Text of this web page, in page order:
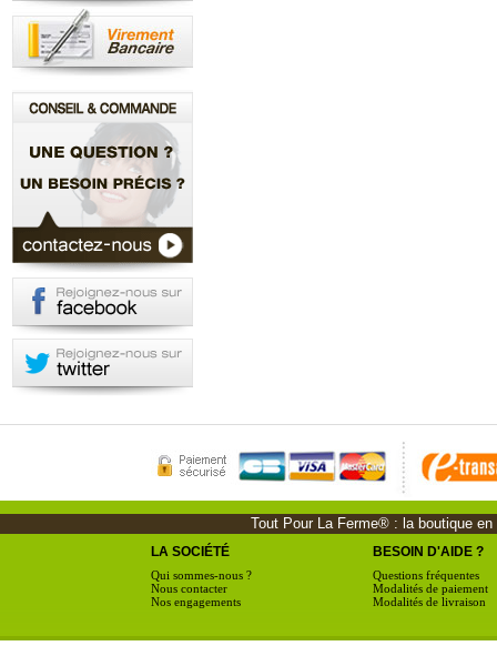
Tout Pour La Ferme® : la boutique
LA SOCIÉTÉ
Qui sommes-nous ?
Nous contacter
Nos engagements
BESOIN D'AIDE ?
Questions fréquentes
Modalités de paiement
Modalités de livraison